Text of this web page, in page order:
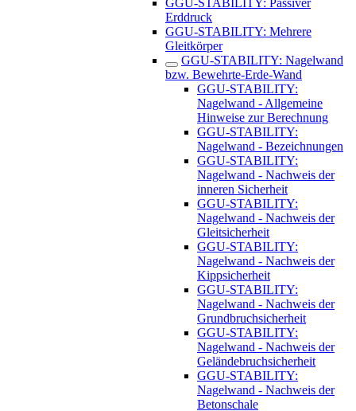
GGU-STABILITY: Passiver
Erddruck
GGU-STABILITY: Mehrere
Gleitkörper
GGU-STABILITY: Nagelwand
bzw. Bewehrte-Erde-Wand
GGU-STABILITY:
Nagelwand - Allgemeine
Hinweise zur Berechnung
GGU-STABILITY:
Nagelwand - Bezeichnungen
GGU-STABILITY:
Nagelwand - Nachweis der
inneren Sicherheit
GGU-STABILITY:
Nagelwand - Nachweis der
Gleitsicherheit
GGU-STABILITY:
Nagelwand - Nachweis der
Kippsicherheit
GGU-STABILITY:
Nagelwand - Nachweis der
Grundbruchsicherheit
GGU-STABILITY:
Nagelwand - Nachweis der
Geländebruchsicherheit
GGU-STABILITY:
Nagelwand - Nachweis der
Betonschale